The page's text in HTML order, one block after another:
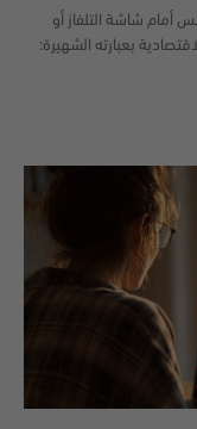
أمام شاشة التلفاز أو
بعبارته الشهيرة: